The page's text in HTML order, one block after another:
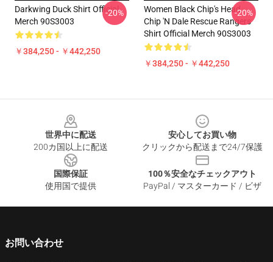
Darkwing Duck Shirt Official
Merch 90S3003
￥384,250 - ￥442,250
-20%
Women Black Chip's Head
Chip 'n Dale Rescue Rangers
Shirt Official Merch 90S3003
￥384,250 - ￥442,250
-20%
世界中に配送
200カ国以上に配送
安心してお買い物
クリックから配送まで24/7保護
国際保証
使用国で提供
100％安全なチェックアウト
PayPal / マスターカード / ビザ
お問い合わせ